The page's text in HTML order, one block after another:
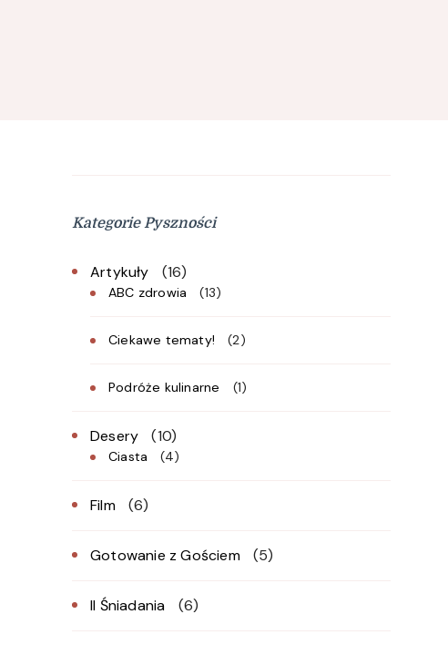
Kategorie Pyszności
Artykuły (16)
ABC zdrowia (13)
Ciekawe tematy! (2)
Podróże kulinarne (1)
Desery (10)
Ciasta (4)
Film (6)
Gotowanie z Gościem (5)
II Śniadania (6)